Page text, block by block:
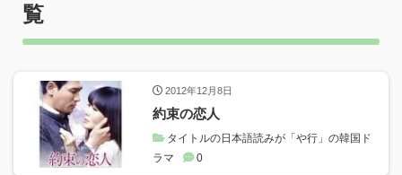
覧
2012年12月8日
約束の恋人
タイトルの日本語読みが「や行」の韓国ド
ラマ
0